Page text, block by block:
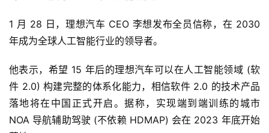
评
师
旅
行
1 月 28 日，理想汽车 CEO 李想发布全员信称，在 2030
年成为全球人工智能行业的领导者。
他表示，希望 15 年后的理想汽车可以在人工智能领域 (软
件 2.0) 构建完整的体系化能力，相信软件 2.0 的技术产品
落地将在中国正式开启。据称，实现端到端训练的城市
NOA 导航辅助驾驶 (不依赖 HDMAP) 会在 2023 年底开始